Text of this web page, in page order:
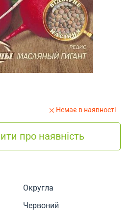
Немає в наявності
про наявність
Округла
Червоний